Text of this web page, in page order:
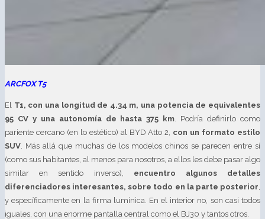
ARCFOX T5
El T1, con una longitud de 4.34 m, una potencia de equivalentes
95 CV y una autonomía de hasta 375 km . Podría definirlo como
pariente cercano (en lo estético) al BYD Atto 2, con un formato estilo
SUV . Más allá que muchas de los modelos chinos se parecen entre sí
(como sus habitantes, al menos para nosotros, a ellos les debe pasar algo
similar en sentido inverso), encuentro algunos detalles
diferenciadores interesantes, sobre todo en la parte posterior
y específicamente en la firma lumínica. En el interior no, son casi todos
iguales, con una enorme pantalla central como el BJ30 y tantos otros.